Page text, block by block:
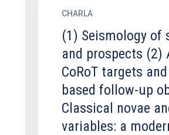
CHARLA
(1) Seismology of
and prospects (2)
CoRoT targets
based follow-up
Classical novae
variables: a